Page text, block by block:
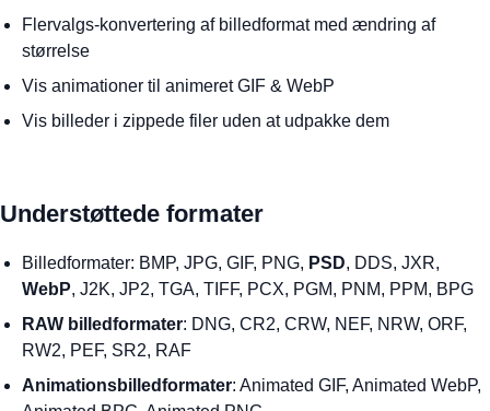
Flervalgs-konvertering af billedformat med ændring af
størrelse
Vis animationer til animeret GIF & WebP
Vis billeder i zippede filer uden at udpakke dem
Understøttede formater
Billedformater: BMP, JPG, GIF, PNG, PSD, DDS, JXR,
WebP, J2K, JP2, TGA, TIFF, PCX, PGM, PNM, PPM, BPG
RAW billedformater: DNG, CR2, CRW, NEF, NRW, ORF,
RW2, PEF, SR2, RAF
Animationsbilledformater: Animated GIF, Animated WebP,